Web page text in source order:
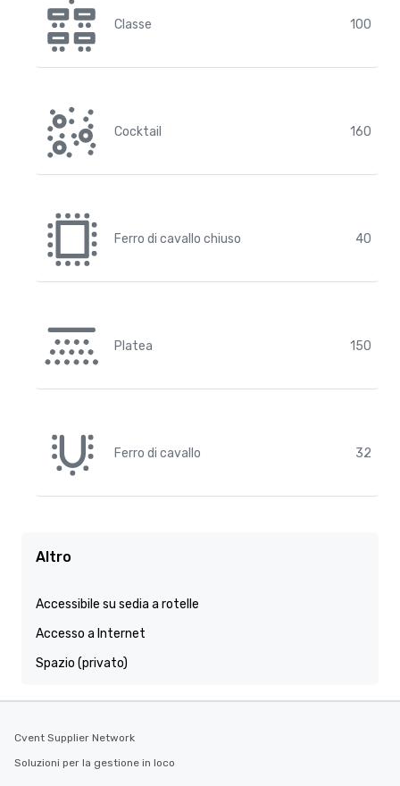
Classe 100
Cocktail 160
Ferro di cavallo chiuso 40
Platea 150
Ferro di cavallo 32
Altro
Accessibile su sedia a rotelle
Accesso a Internet
Spazio (privato)
Cvent Supplier Network
Soluzioni per la gestione in loco